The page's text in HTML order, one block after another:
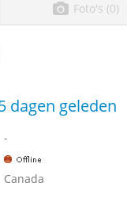
Foto's (0)
dagen geleden
-
Canada